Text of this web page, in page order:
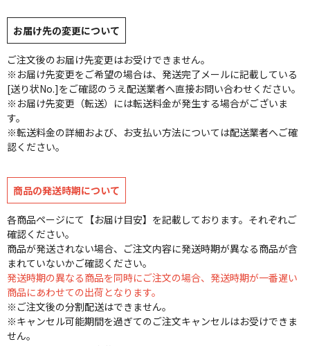
お届け先の変更について
ご注文後のお届け先変更はお受けできません。
※お届け先変更をご希望の場合は、発送完了メールに記載している
[送り状No.]をご確認のうえ配送業者へ直接お問い合わせください。
※お届け先変更（転送）には転送料金が発生する場合がございま
す。
※転送料金の詳細および、お支払い方法については配送業者へご確
認ください。
商品の発送時期について
各商品ページにて【お届け目安】を記載しております。それぞれご
確認ください。
商品が発送されない場合、ご注文内容に発送時期が異なる商品が含
まれていないかご確認ください。
発送時期の異なる商品を同時にご注文の場合、発送時期が一番遅い
商品にあわせての出荷となります。
※ご注文後の分割配送はできません。
※キャンセル可能期間を過ぎてのご注文キャンセルはお受けできま
せん。